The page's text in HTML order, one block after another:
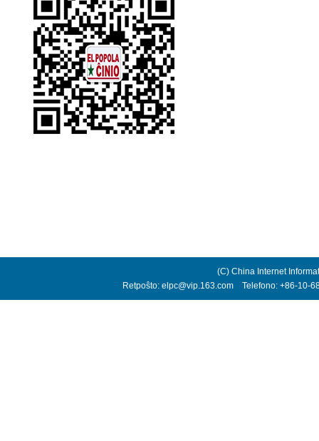
(C) China Internet
Retpoŝto: elpc@vip.163.com Telefono: +86-10-